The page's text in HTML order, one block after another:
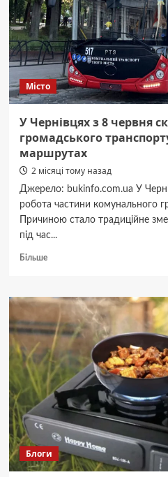
мало
б
додатково
знайти
ще
понад
100
млн
Місто
У Чернівцях з 8 червня
громадського
маршрутах
2 місяці тому назад
Джерело: bukinfo.com.ua У
робота частини комунального
Причиною стало традиційне
під час...
БільшеДокладніше
Чернівцях
8
червня
скоротять
кількість
громадського
транспорту
на
окремих
маршрутах
Блоги